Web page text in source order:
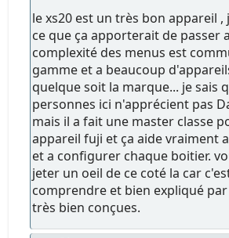
le xs20 est un très bon appareil ,
ce que ça apporterait de passer
complexité des menus est
gamme et a beaucoup
quelque soit la marque... je sais
personnes ici n'apprécient pas
mais il a fait une master classe
appareil fuji et ça aide vraiment
et a configurer chaque boitier.
jeter un oeil de ce coté la car
comprendre et bien expliqué
très bien conçues.